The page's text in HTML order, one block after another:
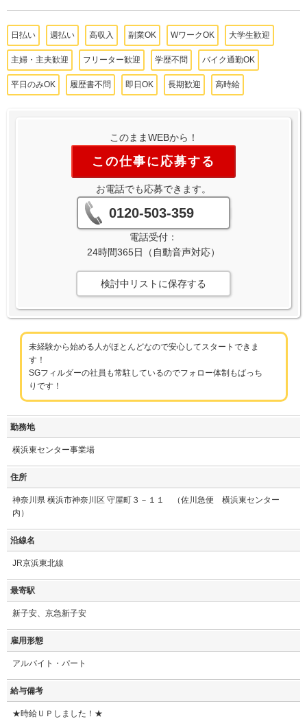
日払い 週払い 高収入 副業OK WワークOK 大学生歓迎
主婦・主夫歓迎 フリーター歓迎 学歴不問 バイク通勤OK
平日のみOK 履歴書不問 即日OK 長期歓迎 高時給
このままWEBから！
この仕事に応募する
お電話でも応募できます。
0120-503-359
電話受付：
24時間365日（自動音声対応）
検討中リストに保存する
未経験から始める人がほとんどなので安心してスタートできま
す！
SGフィルダーの社員も常駐しているのでフォロー体制もばっち
りです！
勤務地
横浜東センター事業場
住所
神奈川県 横浜市神奈川区 守屋町３－１１ （佐川急便 横浜東センター
内）
沿線名
JR京浜東北線
最寄駅
新子安、京急新子安
雇用形態
アルバイト・パート
給与備考
★時給ＵＰしました！★